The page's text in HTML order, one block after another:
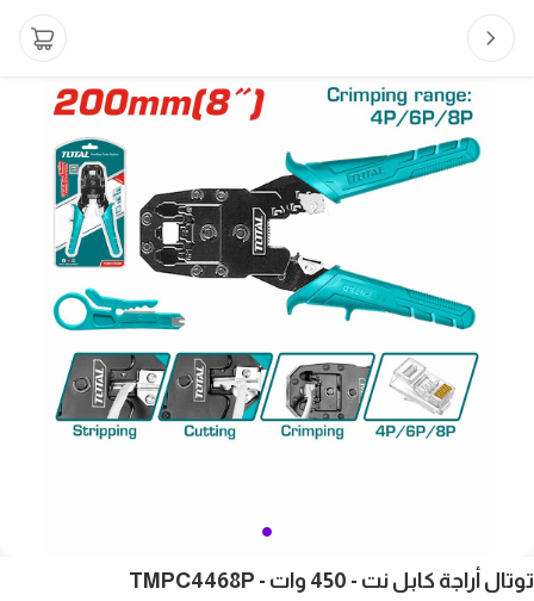
توتال أراجة كابل نت - 450 وات - TMPC4468P